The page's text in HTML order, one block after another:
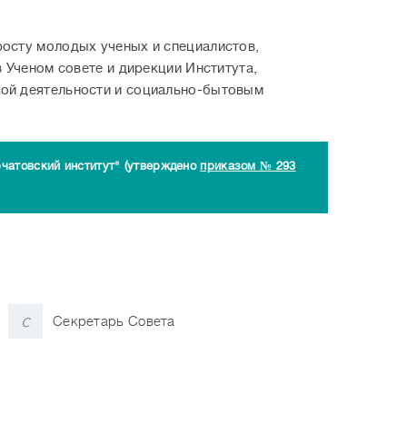
молодых ученых и специалистов,
совете и дирекции Института,
деятельности и социально-бытовым
институт" (утвержденоприказом № 293
с Секретарь Совета